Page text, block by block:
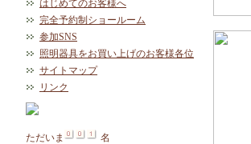
はじめてのお客様へ
完全予約制ショールーム
参加SNS
照明器具をお買い上げのお客様各位
サイトマップ
リンク
ただいま
名